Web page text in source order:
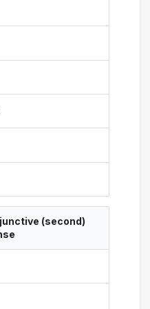
(second)